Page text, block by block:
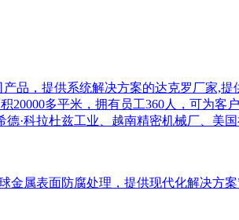
属表面防腐处理，提供现代化解决方